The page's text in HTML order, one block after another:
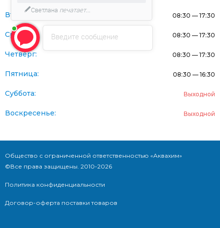
Вторник: 08:30 — 17:30
Среда: 08:30 — 17:30
Четверг: 08:30 — 17:30
Пятница: 08:30 — 16:30
Суббота: Выходной
Воскресенье: Выходной
Общество с ограниченной ответственностью «Аквахим»
©Все права защищены. 2010-2026
Политика конфиденциальности
Договор-оферта поставки товаров
Введите сообщение
Светлана печатает...